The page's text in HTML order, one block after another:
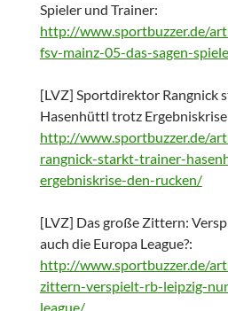
Spieler und Trainer:
http://www.sportbuzzer.de/
fsv-mainz-05-das-sagen-
[LVZ] Sportdirektor Rangnick
Hasenhüttl trotz Ergebniskrise
http://www.sportbuzzer.de/
rangnick-starkt-trainer-
ergebniskrise-den-rucken/
[LVZ] Das große Zittern:
auch die Europa League?:
http://www.sportbuzzer.de/
zittern-verspielt-rb-leipzig-
league/